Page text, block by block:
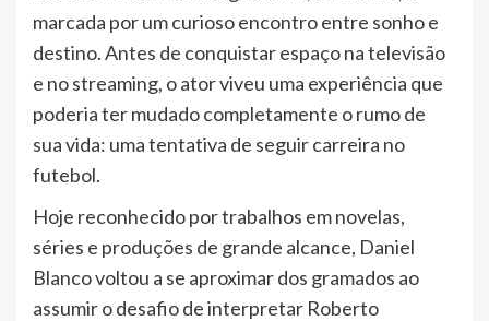
marcada por um curioso encontro entre sonho e
destino. Antes de conquistar espaço na televisão
e no streaming, o ator viveu uma experiência que
poderia ter mudado completamente o rumo de
sua vida: uma tentativa de seguir carreira no
futebol.
Hoje reconhecido por trabalhos em novelas,
séries e produções de grande alcance, Daniel
Blanco voltou a se aproximar dos gramados ao
assumir o desafio de interpretar Roberto